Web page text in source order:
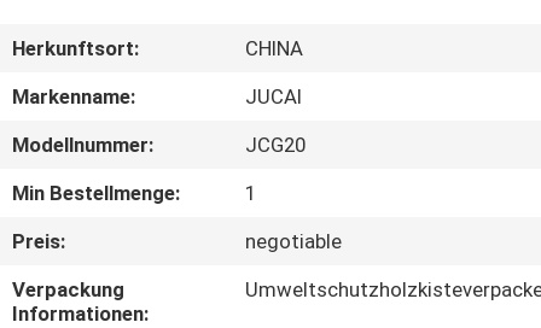
ÜBER
UNS
FABRIK-
AUSFLUG
QUALITÄTSKONTROLLE
Herkunftsort:
CHINA
Markenname:
JUCAI
Modellnummer:
JCG20
Min Bestellmenge:
1
Preis:
negotiable
Verpackung
Informationen: